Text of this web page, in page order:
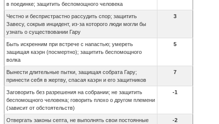
в поединке; защитить беспомощного человека
Честно и беспристрастно рассудить спор; защитить
Завесу, сокрыв инцидент, из-за которого люди могли бы
узнать о существовании Гару
3
Быть искренним при встрече с напастью; умереть
защищая каэрн (посмертно); защитить беспомощного
волка
5
Вынести длительные пытки, защищая собрата Гару;
принести себя в жертву, спасая каэрн и его защитников
7
Заговорить без разрешения на собрании; не защитить
беспомощного человека; говорить плохо о другом племени
(зависит от обстоятельств)
-1
Отвергать законы септа, не выполнять свои постоянные
-2